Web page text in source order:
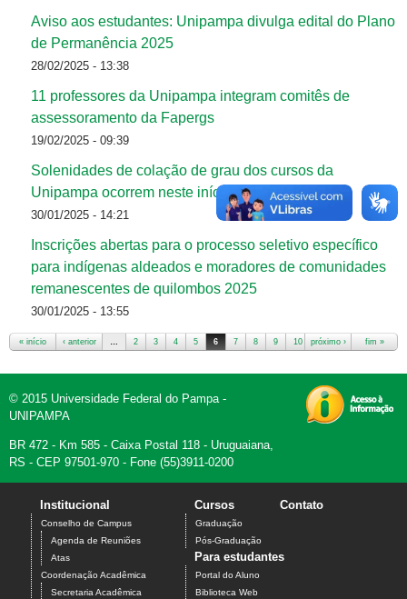
Aviso aos estudantes: Unipampa divulga edital do Plano
de Permanência 2025
28/02/2025 - 13:38
11 professores da Unipampa integram comitês de
assessoramento da Fapergs
19/02/2025 - 09:39
Solenidades de colação de grau dos cursos da
Unipampa ocorrem neste início de ano
30/01/2025 - 14:21
Inscrições abertas para o processo seletivo específico
para indígenas aldeados e moradores de comunidades
remanescentes de quilombos 2025
30/01/2025 - 13:55
« início ‹ anterior … 2 3 4 5 6 7 8 9 10 …
próximo › fim »
© 2015 Universidade Federal do Pampa -
UNIPAMPA
BR 472 - Km 585 - Caixa Postal 118 - Uruguaiana,
RS - CEP 97501-970 - Fone (55)3911-0200
Institucional
Conselho de Campus
Agenda de Reuniões
Atas
Coordenação Acadêmica
Secretaria Acadêmica
Cursos
Graduação
Pós-Graduação
Contato
Para estudantes
Portal do Aluno
Biblioteca Web